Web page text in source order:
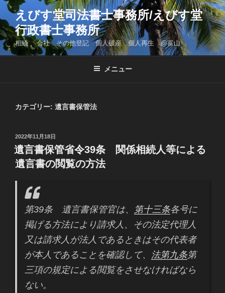
コ
ン
テ
ン
ツ
えびす堂司法書士事務所/えびす堂
行政書士事務所
相続 会社 その他登記 個人破産 個人再生 @富山
メニュー
カテゴリー: 遺言書保管法
投
稿
日:
2022年11月18日
遺言書保管省令39条 関係相続人等による
遺言書の閲覧の方法
第39条 遺言書保管官は、 第十三条各号に
掲げる方法により請求人、その法定代理人
又は請求人が法人であるときはその代表者
が本人であることを確認して、 法第九条第
三項の規定による閲覧をさせなければなら
ない。